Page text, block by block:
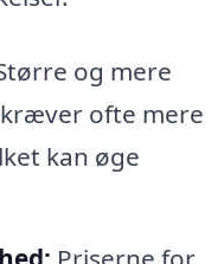
og mere
ofte mere
kan øge